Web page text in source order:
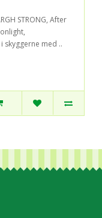
STRONG, After
med ..